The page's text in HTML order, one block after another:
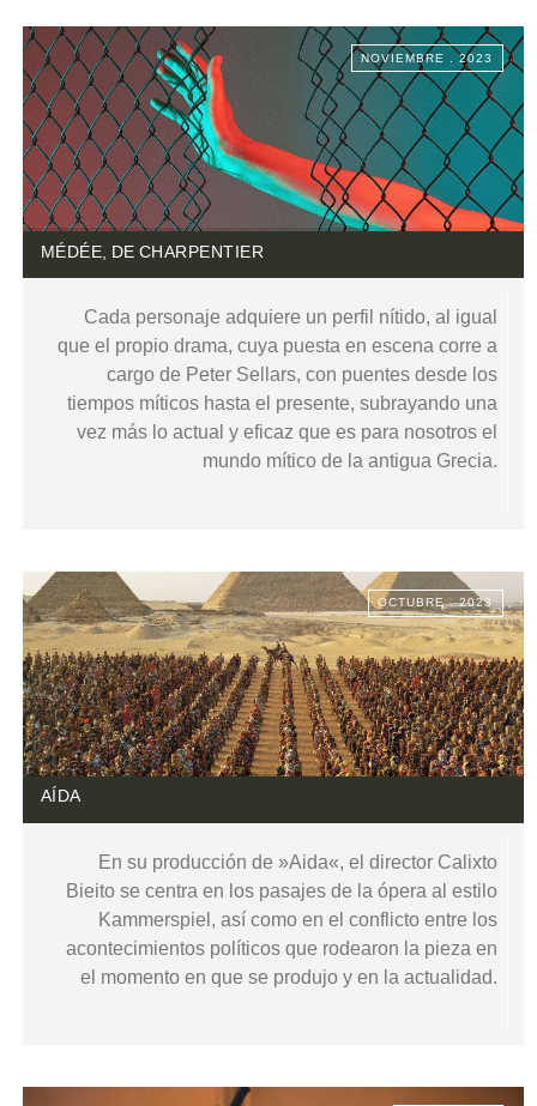
NOVIEMBRE . 2023
MÉDÉE, DE CHARPENTIER
Cada personaje adquiere un perfil nítido, al igual
que el propio drama, cuya puesta en escena corre a
cargo de Peter Sellars, con puentes desde los
tiempos míticos hasta el presente, subrayando una
vez más lo actual y eficaz que es para nosotros el
mundo mítico de la antigua Grecia.
OCTUBRE . 2023
AÍDA
En su producción de »Aida«, el director Calixto
Bieito se centra en los pasajes de la ópera al estilo
Kammerspiel, así como en el conflicto entre los
acontecimientos políticos que rodearon la pieza en
el momento en que se produjo y en la actualidad.